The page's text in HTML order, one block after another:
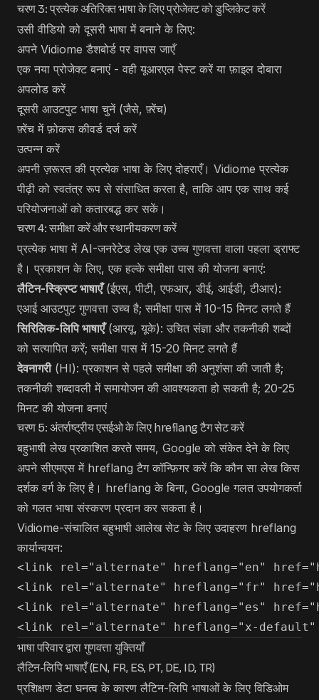
चरण 3: प्रत्येक अतिरिक्त भाषा के लिए प्रोजेक्ट को डुप्लिकेट करें
उसी वीडियो को दूसरी भाषा में बनाने के लिए:
अपने Vidiome डैशबोर्ड पर वापस जाएँ
एक नया प्रोजेक्ट बनाएं - वही यूआरएल पेस्ट करें या फ़ाइल दोबारा
अपलोड करें
दूसरी आउटपुट भाषा चुनें (जैसे, फ़्रेंच)
फ़्रेंच में फ़ोकस कीवर्ड दर्ज करें
उत्पन्न करें
अपनी ज़रूरत की प्रत्येक भाषा के लिए दोहराएँ। Vidiome प्रत्येक
पीढ़ी को स्वतंत्र रूप से संसाधित करता है, ताकि आप एक साथ कई
परियोजनाओं को कतारबद्ध कर सकें।
चरण 4: समीक्षा करें और स्थानीयकरण करें
प्रत्येक भाषा में AI-जनरेटेड लेख एक उच्च गुणवत्ता वाला पहला ड्राफ्ट
है। प्रकाशन के लिए, एक हल्के समीक्षा पास की योजना बनाएं:
लैटिन-स्क्रिप्ट भाषाएँ(ईएस, पीटी, एफआर, डीई, आईडी, टीआर):
एआई आउटपुट गुणवत्ता उच्च है; समीक्षा पास में 10-15 मिनट लगते हैं
सिरिलिक-लिपि भाषाएँ(आरयू, यूके): उचित संज्ञा और तकनीकी शब्दों
को सत्यापित करें; समीक्षा पास में 15-20 मिनट लगते हैं
देवनागरी(HI): प्रकाशन से पहले समीक्षा की अनुशंसा की जाती है;
तकनीकी शब्दावली में समायोजन की आवश्यकता हो सकती है; 20-25
मिनट की योजना बनाएं
चरण 5: अंतर्राष्ट्रीय एसईओ के लिए hreflang टैग सेट करें
बहुभाषी लेख प्रकाशित करते समय, Google को संकेत देने के लिए
अपने सीएमएस में hreflang टैग कॉन्फ़िगर करें कि कौन सा लेख किस
दर्शक वर्ग के लिए है। hreflang के बिना, Google गलत उपयोगकर्ता
को गलत भाषा संस्करण प्रदान कर सकता है।
Vidiome-संचालित बहुभाषी आलेख सेट के लिए उदाहरण hreflang
कार्यान्वयन:
<link rel="alternate" hreflang="en"
<link rel="alternate" hreflang="fr"
<link rel="alternate" hreflang="es"
भाषा परिवार द्वारा गुणवत्ता युक्तियाँ
लैटिन-लिपि भाषाएँ (EN, FR, ES, PT, DE, ID, TR)
प्रशिक्षण डेटा घनत्व के कारण लैटिन-लिपि भाषाओं के लिए विडिओम